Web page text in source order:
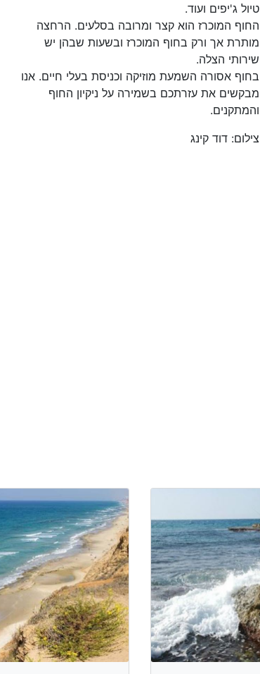
טיול ג'יפים ועוד.
החוף המוכרז הוא קצר ומרובה בסלעים. הרחצה
מותרת אך ורק בחוף המוכרז ובשעות שבהן יש
שירותי הצלה.
בחוף אסורה השמעת מוזיקה וכניסת בעלי חיים. אנו
מבקשים את עזרתכם בשמירה על ניקיון החוף
והמתקנים.
צילום: דוד קינג